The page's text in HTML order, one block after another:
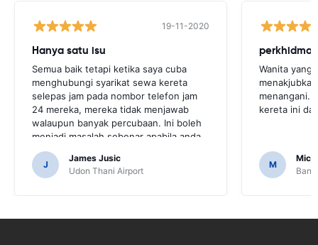
19-11-2020
Hanya satu isu
Semua baik tetapi ketika saya cuba
menghubungi syarikat sewa kereta
selepas jam pada nombor telefon jam
24 mereka, mereka tidak menjawab
walaupun banyak percubaan. Ini boleh
menjadi masalah sebenar apabila anda
memerlukan bantuan mereka dengan
perkhidmatan atau kereta mereka.
J
James Jusic
Udon Thani Airport
Wanita yang
menangani.
kereta ini
M